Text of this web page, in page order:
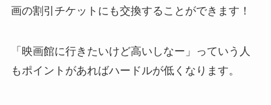
画の割引チケットにも交換することができます！
「映画館に行きたいけど高いしなー」っていう人
もポイントがあればハードルが低くなります。